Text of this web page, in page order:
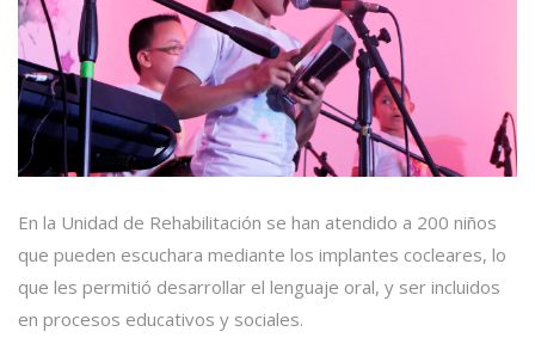
En la Unidad de Rehabilitación se han atendido a 200 niños
que pueden escuchara mediante los implantes cocleares, lo
que les permitió desarrollar el lenguaje oral, y ser incluidos
en procesos educativos y sociales.